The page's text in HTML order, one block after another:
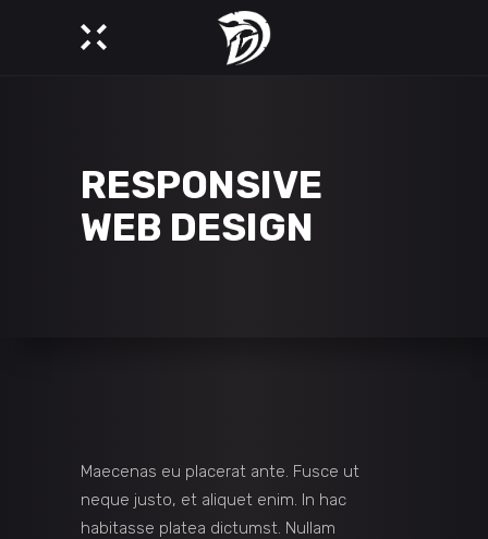
RESPONSIVE
WEB DESIGN
Maecenas eu placerat ante. Fusce ut
neque justo, et aliquet enim. In hac
habitasse platea dictumst. Nullam